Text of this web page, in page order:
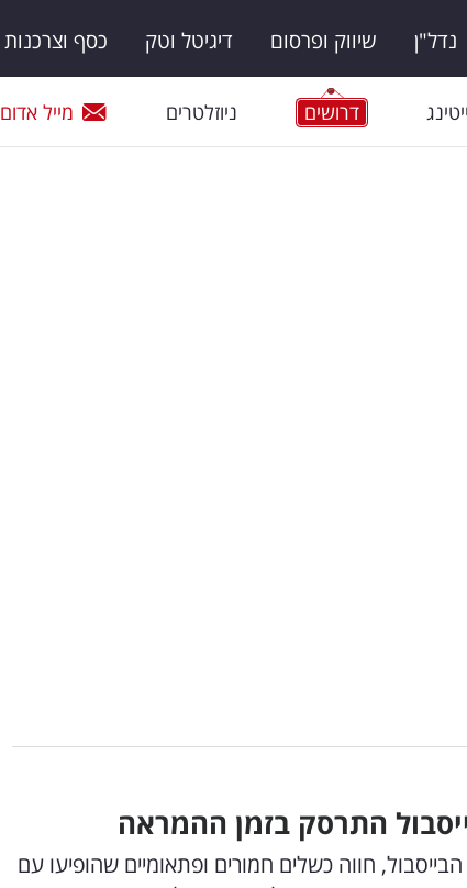
נדל"ן שיווק ופרסום דיגיטל וטק כסף וצרכנות
דרושים ניוזלטרים מייל אדום
התרסק בזמן ההמראה
חווה כשלים חמורים ופתאומיים שהופיעו עם